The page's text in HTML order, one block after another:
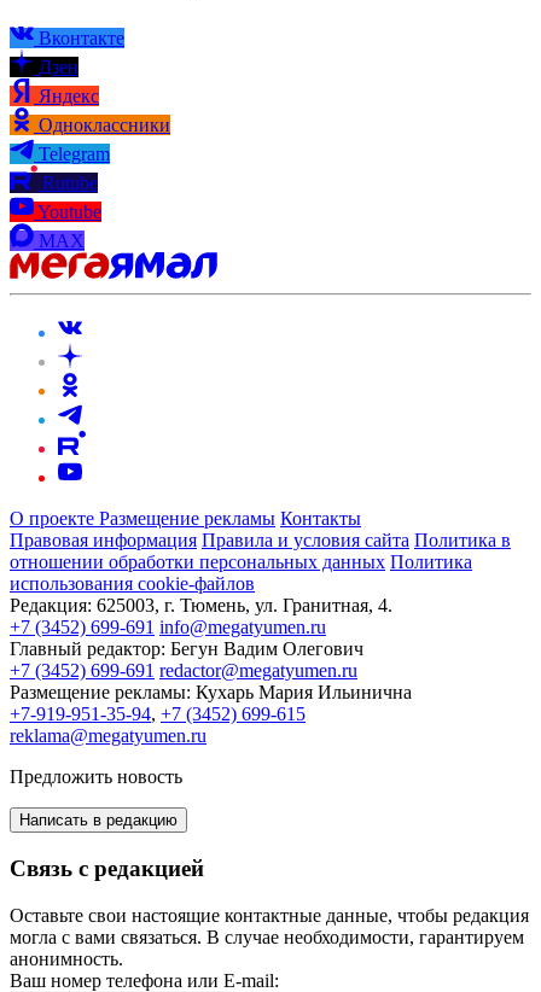
Вконтакте
Дзен
Яндекс
Одноклассники
Telegram
Rutube
Youtube
MAX
О проекте Размещение рекламы Контакты
Правовая информация Правила и условия сайта Политика в
отношении обработки персональных данных Политика
использования cookie-файлов
Редакция: 625003, г. Тюмень, ул. Гранитная, 4.
+7 (3452) 699-691 info@megatyumen.ru
Главный редактор: Бегун Вадим Олегович
+7 (3452) 699-691 redactor@megatyumen.ru
Размещение рекламы: Кухарь Мария Ильинична
+7-919-951-35-94, +7 (3452) 699-615
reklama@megatyumen.ru
Предложить новость
Написать в редакцию
Связь с редакцией
Оставьте свои настоящие контактные данные, чтобы редакция
могла с вами связаться. В случае необходимости, гарантируем
анонимность.
Ваш номер телефона или E-mail: